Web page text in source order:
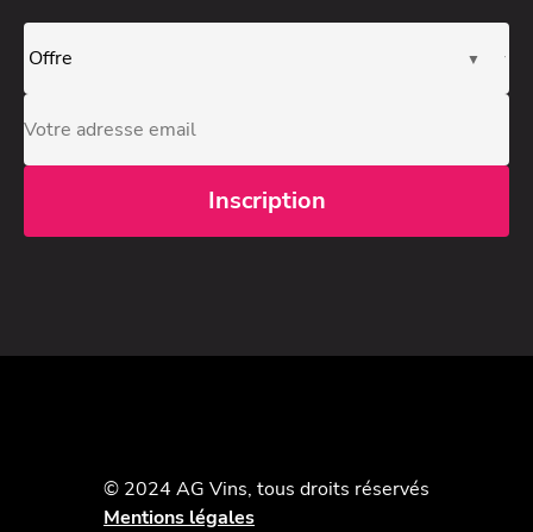
© 2024 AG Vins, tous droits réservés
Mentions légales